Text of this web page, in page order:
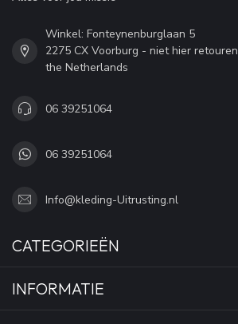
Winkel: Fonteynenburglaan 5
2275 CX Voorburg - niet hier retouren
the Netherlands
06 39251064
06 39251064
Info@kleding-Uitrusting.nl
CATEGORIEËN
INFORMATIE